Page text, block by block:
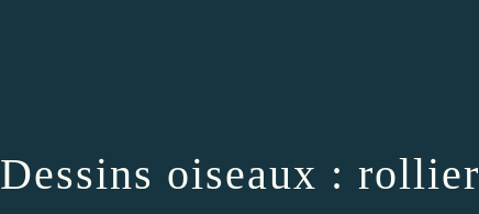
Dessins oiseaux : rollier